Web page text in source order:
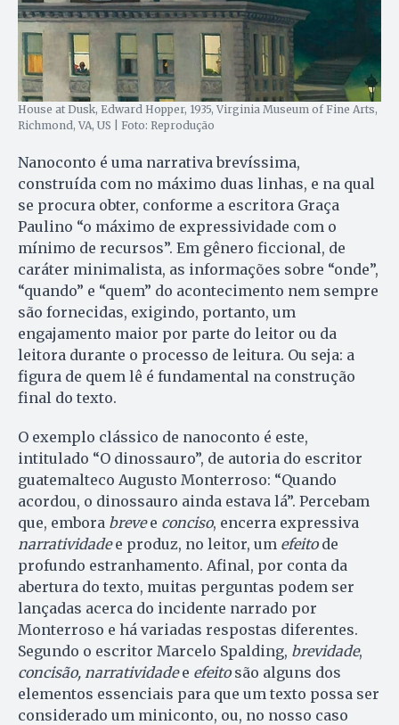
House at Dusk, Edward Hopper, 1935, Virginia Museum of Fine Arts,
Richmond, VA, US | Foto: Reprodução
Nanoconto é uma narrativa brevíssima,
construída com no máximo duas linhas, e na qual
se procura obter, conforme a escritora Graça
Paulino “o máximo de expressividade com o
mínimo de recursos”. Em gênero ficcional, de
caráter minimalista, as informações sobre “onde”,
“quando” e “quem” do acontecimento nem sempre
são fornecidas, exigindo, portanto, um
engajamento maior por parte do leitor ou da
leitora durante o processo de leitura. Ou seja: a
figura de quem lê é fundamental na construção
final do texto.
O exemplo clássico de nanoconto é este,
intitulado “O dinossauro”, de autoria do escritor
guatemalteco Augusto Monterroso: “Quando
acordou, o dinossauro ainda estava lá”. Percebam
que, embora brevee conciso, encerra expressiva
narratividadee produz, no leitor, um efeitode
profundo estranhamento. Afinal, por conta da
abertura do texto, muitas perguntas podem ser
lançadas acerca do incidente narrado por
Monterroso e há variadas respostas diferentes.
Segundo o escritor Marcelo Spalding, brevidade,
concisão, narratividadee efeitosão alguns dos
elementos essenciais para que um texto possa ser
considerado um miniconto, ou, no nosso caso